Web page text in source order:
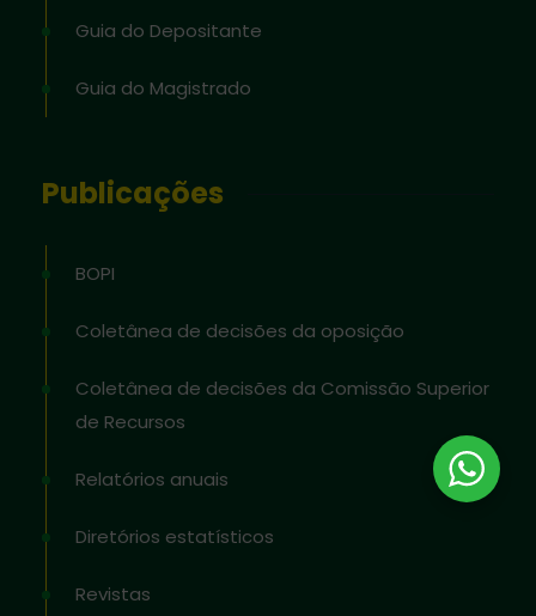
Guia do Depositante
Guia do Magistrado
Publicações
BOPI
Coletânea de decisões da oposição
Coletânea de decisões da Comissão Superior
de Recursos
Relatórios anuais
Diretórios estatísticos
Revistas